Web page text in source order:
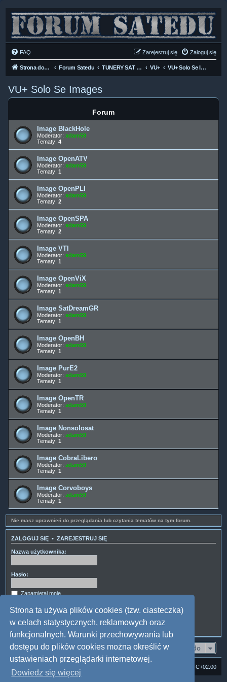
Strona ta używa plików cookies (tzw. ciasteczka)
w celach statystycznych, reklamowych oraz
funkcjonalnych. Warunki przechowywania lub
dostępu do plików cookies można określić w
ustawieniach przeglądarki internetowej.
Dowiedz się więcej
FAQ Zaloguj się
Zarejestruj się
Strona domowa Forum Satedu TUNERY SAT HD-LINUX VU+ VU+ Solo Se Images
VU+ Solo Se Images
Forum
Image BlackHole
Moderator: adam59
Tematy: 4
Image OpenATV
Moderator: adam59
Tematy: 1
Image OpenPLI
Moderator: adam59
Tematy: 2
Image OpenSPA
Moderator: adam59
Tematy: 2
Image VTI
Moderator: adam59
Tematy: 1
Image OpenViX
Moderator: adam59
Tematy: 1
Image SatDreamGR
Moderator: adam59
Tematy: 1
Image OpenBH
Moderator: adam59
Tematy: 1
Image PurE2
Moderator: adam59
Tematy: 1
Image OpenTR
Moderator: adam59
Tematy: 1
Image Nonsolosat
Moderator: adam59
Tematy: 1
Image CobraLibero
Moderator: adam59
Tematy: 1
Image Corvoboys
Moderator: adam59
Tematy: 1
Nie masz uprawnień do przeglądania lub czytania tematów na tym forum.
ZALOGUJ SIĘ • ZAREJESTRUJ SIĘ
Nazwa użytkownika:
Hasło:
Zapamiętaj mnie
Przejdź do
UTC+02:00